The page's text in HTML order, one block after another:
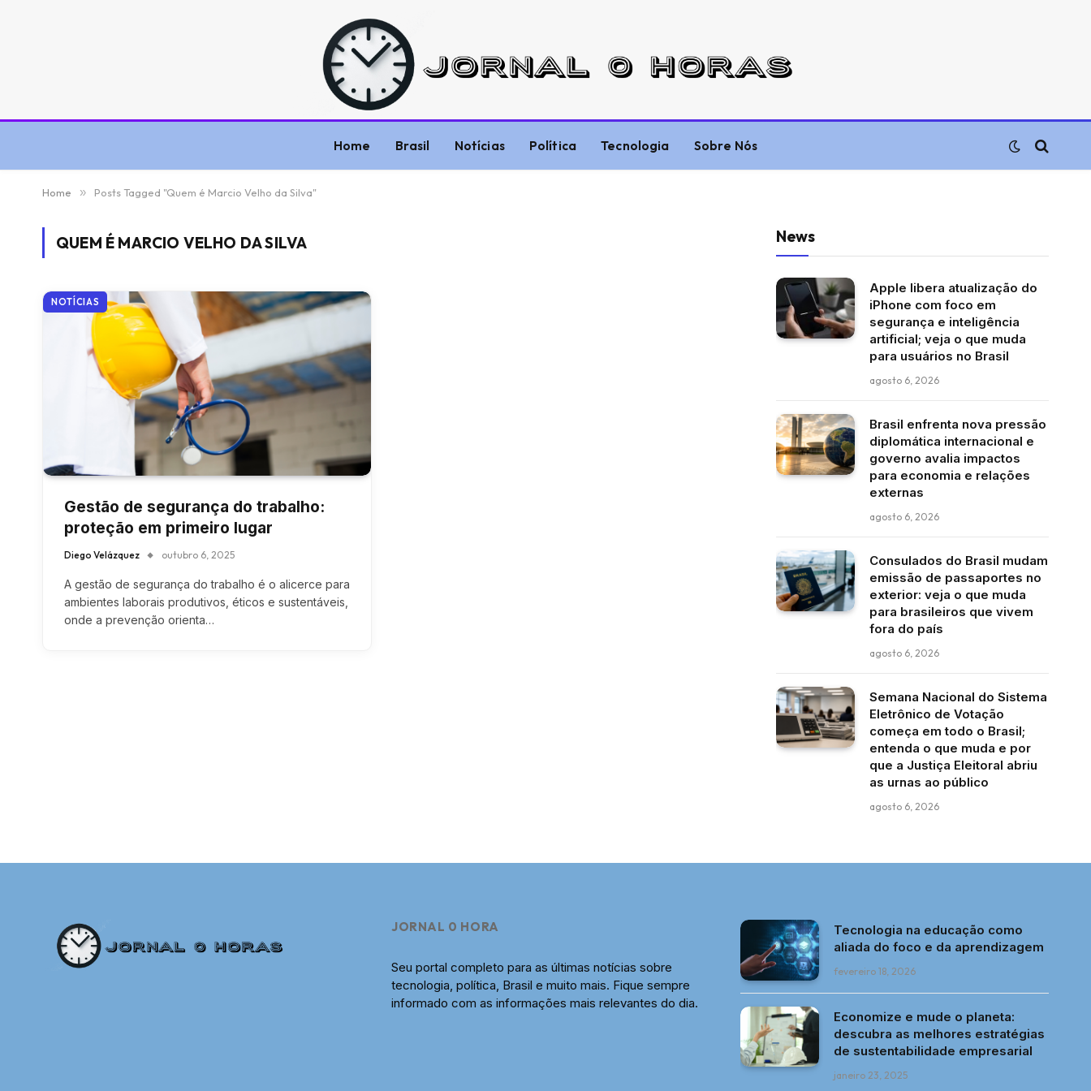
Home Brasil Notícias Política Tecnologia Sobre Nós
Home » Posts Tagged "Quem é Marcio Velho da Silva"
QUEM É MARCIO VELHO DA SILVA
NOTÍCIAS
Gestão de segurança do trabalho:
proteção em primeiro lugar
Diego Velázquez outubro 6, 2025
A gestão de segurança do trabalho é o alicerce para
ambientes laborais produtivos, éticos e sustentáveis,
onde a prevenção orienta…
News
Apple libera atualização do
iPhone com foco em
segurança e inteligência
artificial; veja o que muda
para usuários no Brasil
agosto 6, 2026
Brasil enfrenta nova pressão
diplomática internacional e
governo avalia impactos
para economia e relações
externas
agosto 6, 2026
Consulados do Brasil mudam
emissão de passaportes no
exterior: veja o que muda
para brasileiros que vivem
fora do país
agosto 6, 2026
Semana Nacional do Sistema
Eletrônico de Votação
começa em todo o Brasil;
entenda o que muda e por
que a Justiça Eleitoral abriu
as urnas ao público
agosto 6, 2026
JORNAL 0 HORA
Seu portal completo para as últimas notícias sobre
tecnologia, política, Brasil e muito mais. Fique sempre
informado com as informações mais relevantes do dia.
Tecnologia na educação como
aliada do foco e da aprendizagem
fevereiro 18, 2026
Economize e mude o planeta:
descubra as melhores estratégias
de sustentabilidade empresarial
janeiro 23, 2025